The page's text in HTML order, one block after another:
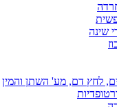
שינה
לחץ דם, מע' השתן והמין